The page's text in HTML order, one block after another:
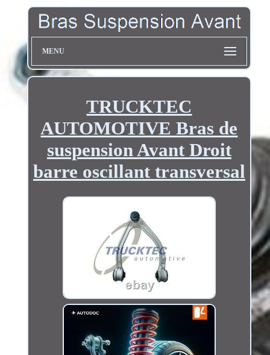
MENU
TRUCKTEC
AUTOMOTIVE Bras de
suspension Avant Droit
barre oscillant transversal